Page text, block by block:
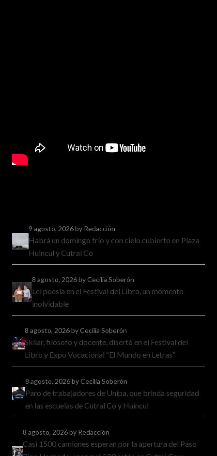
9 agosto, 2026by Redacción
Habrá un domingo frío y con cielo cubierto en Plaza
Huincul y Cutral Co
8 agosto, 2026by Cecilia Soberón
Leí poesía en el Festival del Libro, un momento
inolvidable
8 agosto, 2026by Cecilia Soberón
Skliar, filósofo y docente, disertó en el Festival del
Libro y Expo Vocacional “El Mundo en Letras”
8 agosto, 2026by Cecilia Soberón
Paro de trabajadores de Unipa, que brinda seguridad
en las escuelas de Cutral Co y Huincul
8 agosto, 2026by Redacción
Casi 1500 camiones esperan por la apertura del Paso